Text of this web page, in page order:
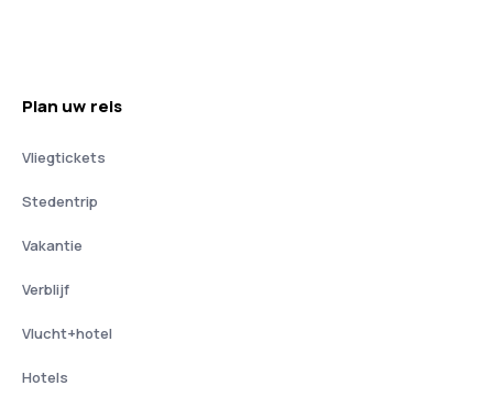
Plan uw reis
Vliegtickets
Stedentrip
Vakantie
Verblijf
Vlucht+hotel
Hotels